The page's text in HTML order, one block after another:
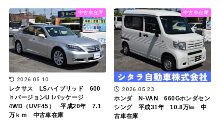
中古車在庫
2026.05.10
レクサス LSハイブリッド 600
ｈバージョンU Iパッケージ
4WD（UVF45） 平成20年 7.1
万ｋｍ 中古車在庫
中古車在庫
2026.05.23
ホンダ N-VAN 660Gホンダセン
シング 平成31年 10.8万㎞ 中
古車在庫